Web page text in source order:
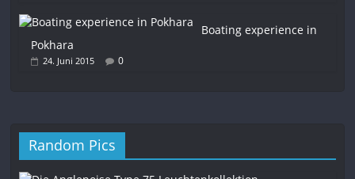
Boating experience in
Pokhara
24. Juni 2015 0
Random Pics